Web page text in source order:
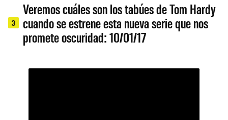
3
Veremos cuáles son los tabúes de Tom Hardy
cuando se estrene esta nueva serie que nos
promete oscuridad: 10/01/17